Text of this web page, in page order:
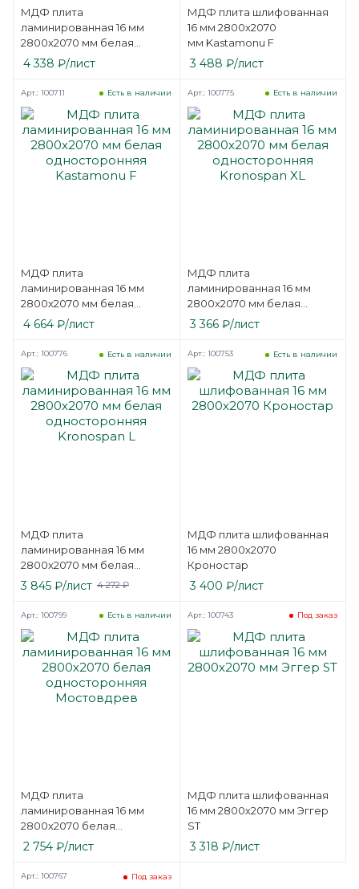
МДФ плита
ламинированная 16 мм
2800х2070 мм белая
односторонняя Эггер MB
4 338 ₽/лист
МДФ плита шлифованная
16 мм 2800х2070
мм Kastamonu F
3 488 ₽/лист
МДФ плита
ламинированная 16 мм
2800х2070 мм белая
односторонняя
Kastamonu F
Есть в наличии
Арт.: 100711
4 664 ₽/лист
МДФ плита
ламинированная 16 мм
2800х2070 мм белая
односторонняя Kronospan
Есть в наличии
Арт.: 100775
3 366₽/лист
МДФ плита
ламинированная 16 мм
2800х2070 мм белая
односторонняя Kronospan
Есть в наличии
Арт.: 100776
3 845 ₽/лист 4 272₽
МДФ плита шлифованная
16 мм 2800х2070
Кроностар
Есть в наличии
Арт.: 100753
3 400 ₽/лист
МДФ плита
ламинированная 16 мм
2800х2070 белая
односторонняя
Мостовдрев
Есть в наличии
Арт.: 100799
2 754 ₽/лист
МДФ плита шлифованная
16 мм 2800х2070 мм Эггер
ST
Под заказ
Арт.: 100743
3 318 ₽/лист
Под заказ
Арт.: 100767